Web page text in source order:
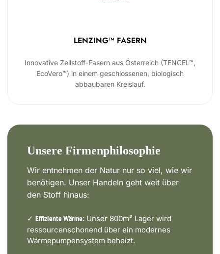
LENZING™ FASERN
Innovative Zellstoff-Fasern aus Österreich (TENCEL™,
EcoVero™) in einem geschlossenen, biologisch
abbaubaren Kreislauf.
Unsere Firmenphilosophie
Wir entnehmen der Natur nur so viel, wie wir
benötigen. Unser Handeln geht weit über
den Stoff hinaus:
✓ Effiziente Wärme: Unser 800m² Lager wird
ressourcenschonend über ein modernes
Wärmepumpensystem beheizt.